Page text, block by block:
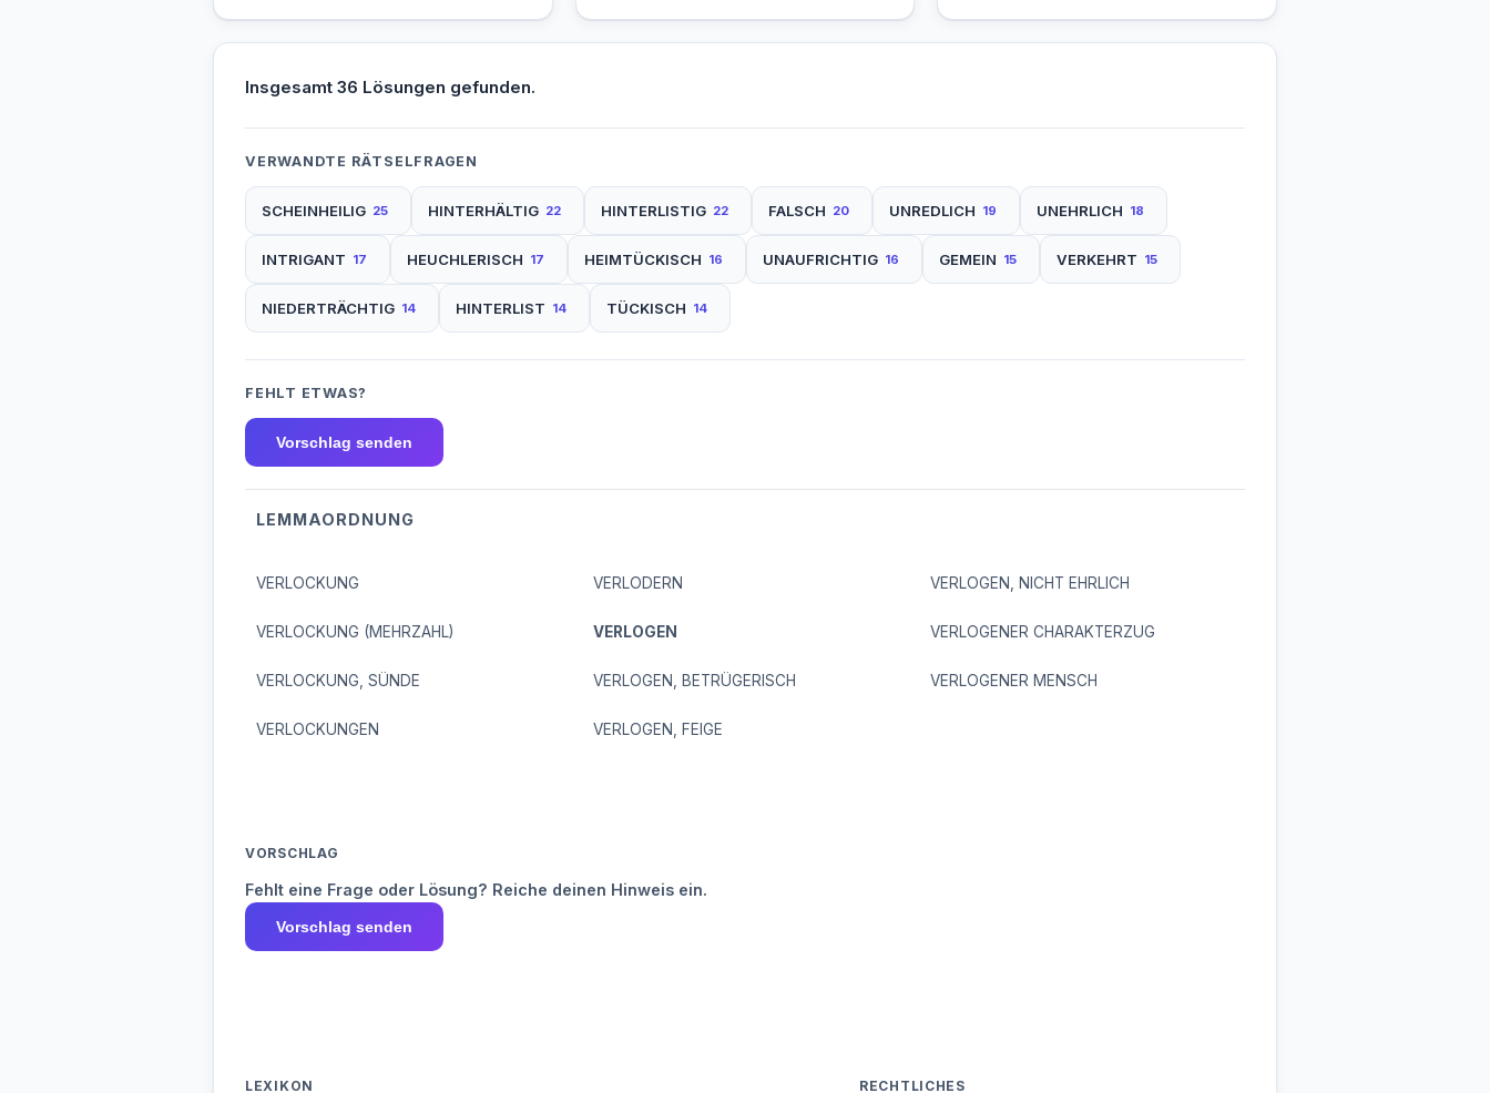
Insgesamt 36 Lösungen gefunden.
VERWANDTE RÄTSELFRAGEN
SCHEINHEILIG 25 HINTERHÄLTIG 22 HINTERLISTIG 22 FALSCH 20 UNREDLICH 19 UNEHRLICH 18
INTRIGANT 17 HEUCHLERISCH 17 HEIMTÜCKISCH 16 UNAUFRICHTIG 16 GEMEIN 15 VERKEHRT 15
NIEDERTRÄCHTIG 14 HINTERLIST 14 TÜCKISCH 14
FEHLT ETWAS?
Vorschlag senden
LEMMAORDNUNG
VERLOCKUNG
VERLOCKUNG (MEHRZAHL)
VERLOCKUNG, SÜNDE
VERLOCKUNGEN
VERLODERN
VERLOGEN
VERLOGEN, BETRÜGERISCH
VERLOGEN, FEIGE
VERLOGEN, NICHT EHRLICH
VERLOGENER CHARAKTERZUG
VERLOGENER MENSCH
VORSCHLAG
Fehlt eine Frage oder Lösung? Reiche deinen Hinweis ein.
Vorschlag senden
LEXIKON RECHTLICHES